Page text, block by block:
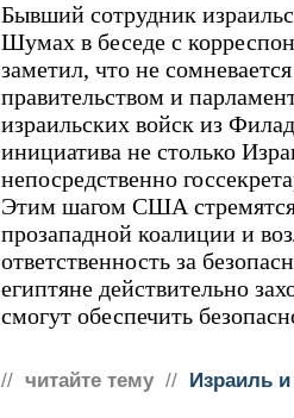
Бывший сотрудник
Шумах в беседе с
заметил, что не
правительством и
израильских войск из
инициатива не столько
непосредственно
Этим шагом США стремятся
прозападной коалиции и
ответственность за
египтяне действительно
смогут обеспечить
// читайте тему // Израиль